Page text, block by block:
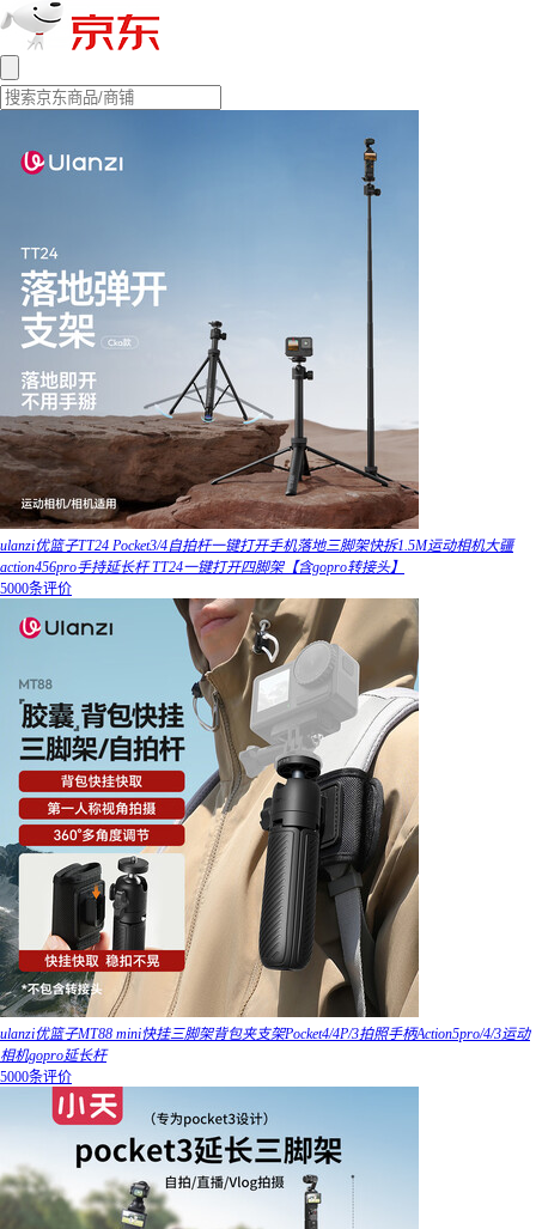
ulanzi优篮子TT24 Pocket3/4自拍杆一键打开手机落地三脚架快拆1.5M运动相机大疆
action456pro手持延长杆 TT24一键打开四脚架【含gopro转接头】
5000条评价
ulanzi优篮子MT88 mini快挂三脚架背包夹支架Pocket4/4P/3拍照手柄Action5pro/4/3运动
相机gopro延长杆
5000条评价